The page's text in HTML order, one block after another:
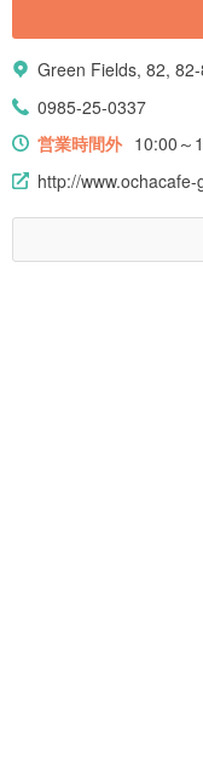
Green Fields, 82,
0985-25-0337
営業時間外 10:00～
http://